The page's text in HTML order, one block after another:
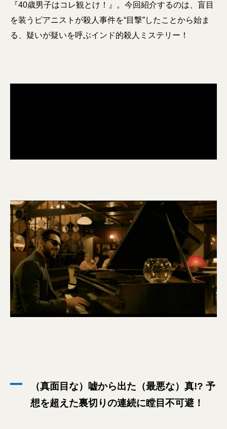
『40歳男子はコレ観とけ！』。今回紹介するのは、盲目
を装うピアニストが殺人事件を“目撃”したことから始ま
る、疑いが疑いを呼ぶインド的殺人ミステリー！
（真面目な）嘘から出た（最悪な）真!? 予
想を超えた裏切りの連続に瞠目不可避！